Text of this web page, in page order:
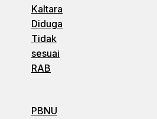
Kaltara
Diduga
Tidak
sesuai
RAB
PBNU